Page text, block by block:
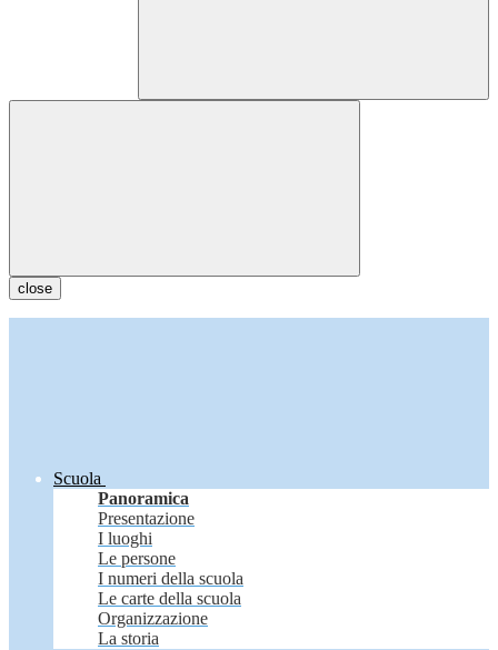
close
Scuola
Panoramica
Presentazione
I luoghi
Le persone
I numeri della scuola
Le carte della scuola
Organizzazione
La storia